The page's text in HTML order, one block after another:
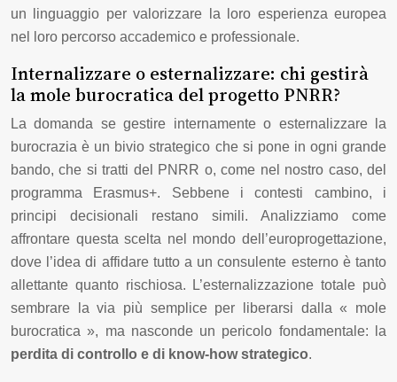
un linguaggio per valorizzare la loro esperienza europea
nel loro percorso accademico e professionale.
Internalizzare o esternalizzare: chi gestirà
la mole burocratica del progetto PNRR?
La domanda se gestire internamente o esternalizzare la
burocrazia è un bivio strategico che si pone in ogni grande
bando, che si tratti del PNRR o, come nel nostro caso, del
programma Erasmus+. Sebbene i contesti cambino, i
principi decisionali restano simili. Analizziamo come
affrontare questa scelta nel mondo dell’europrogettazione,
dove l’idea di affidare tutto a un consulente esterno è tanto
allettante quanto rischiosa. L’esternalizzazione totale può
sembrare la via più semplice per liberarsi dalla « mole
burocratica », ma nasconde un pericolo fondamentale: la
perdita di controllo e di know-how strategico.